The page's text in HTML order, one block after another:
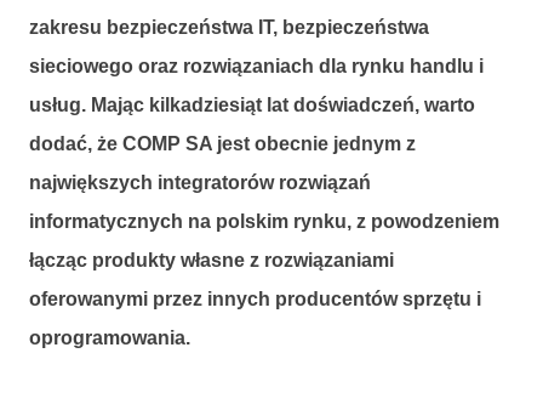
zakresu bezpieczeństwa IT, bezpieczeństwa
sieciowego oraz rozwiązaniach dla rynku handlu i
usług. Mając kilkadziesiąt lat doświadczeń, warto
dodać, że COMP SA jest obecnie jednym z
największych integratorów rozwiązań
informatycznych na polskim rynku, z powodzeniem
łącząc produkty własne z rozwiązaniami
oferowanymi przez innych producentów sprzętu i
oprogramowania.